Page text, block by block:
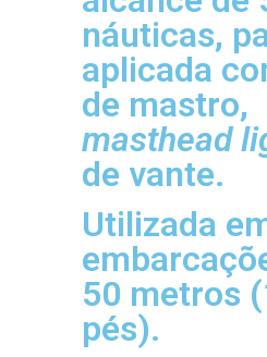
náuticas,
aplicada
de mastro,
masthead
de vante.
Utilizada
50 metros
pés).